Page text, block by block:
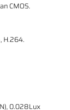
CMOS.
H.264.
0.028Lux